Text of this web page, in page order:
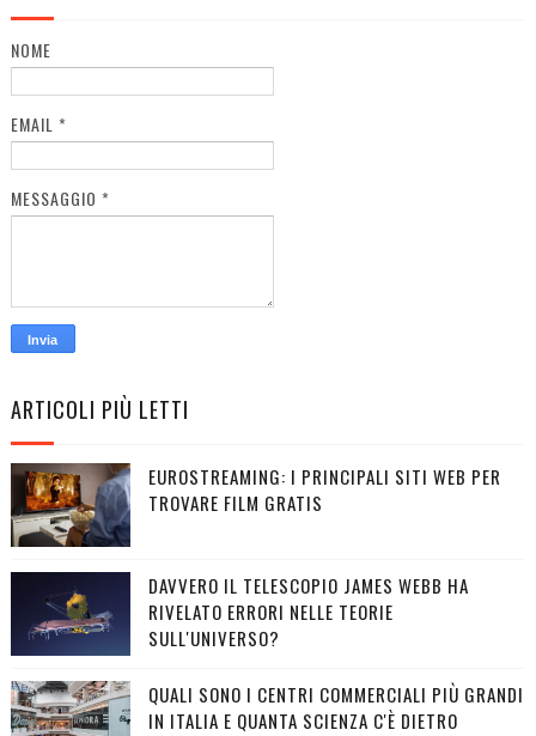
NOME
EMAIL *
MESSAGGIO *
ARTICOLI PIÙ LETTI
EUROSTREAMING: I PRINCIPALI SITI WEB PER
TROVARE FILM GRATIS
DAVVERO IL TELESCOPIO JAMES WEBB HA
RIVELATO ERRORI NELLE TEORIE
SULL'UNIVERSO?
QUALI SONO I CENTRI COMMERCIALI PIÙ GRANDI
IN ITALIA E QUANTA SCIENZA C'È DIETRO